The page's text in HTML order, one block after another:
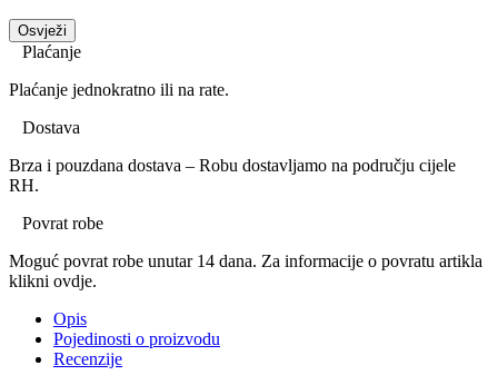
Plaćanje
Plaćanje jednokratno ili na rate.
Dostava
Brza i pouzdana dostava – Robu dostavljamo na području cijele
RH.
Povrat robe
Moguć povrat robe unutar 14 dana. Za informacije o povratu artikla
klikni ovdje.
Opis
Pojedinosti o proizvodu
Recenzije